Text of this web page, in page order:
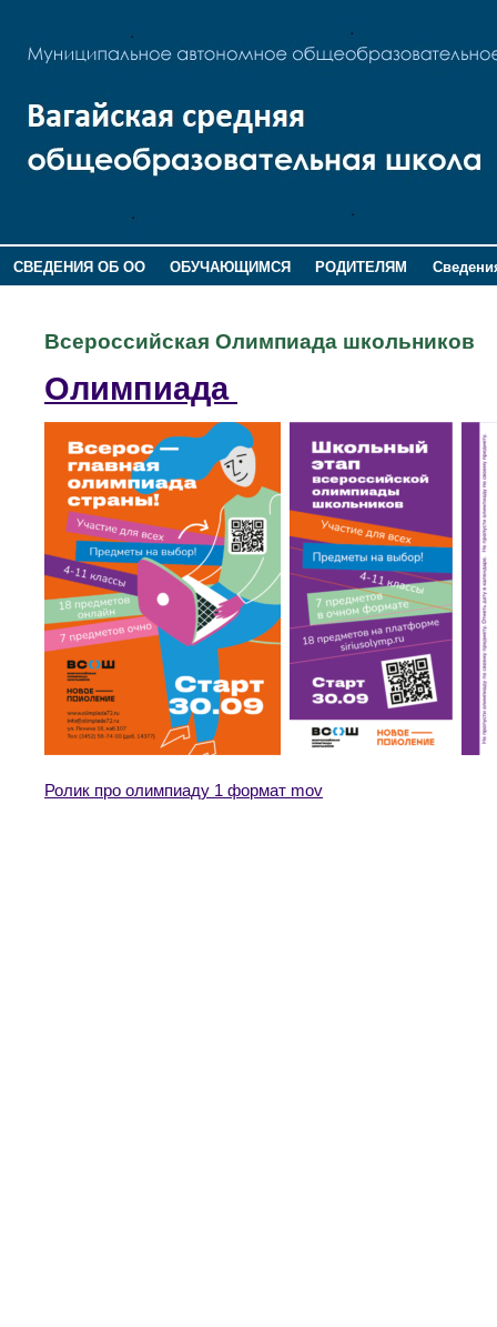
СВЕДЕНИЯ ОБ ОО ОБУЧАЮЩИМСЯ РОДИТЕЛЯМ
Всероссийская Олимпиада школьников
Олимпиада
Ролик про олимпиаду 1 формат mov